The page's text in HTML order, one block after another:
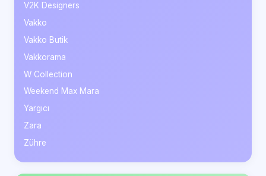
V2K Designers
Vakko
Vakko Butik
Vakkorama
W Collection
Weekend Max Mara
Yargıcı
Zara
Zühre